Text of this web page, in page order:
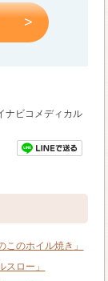
ナビコメディカル
このホイル焼き」
スロー」